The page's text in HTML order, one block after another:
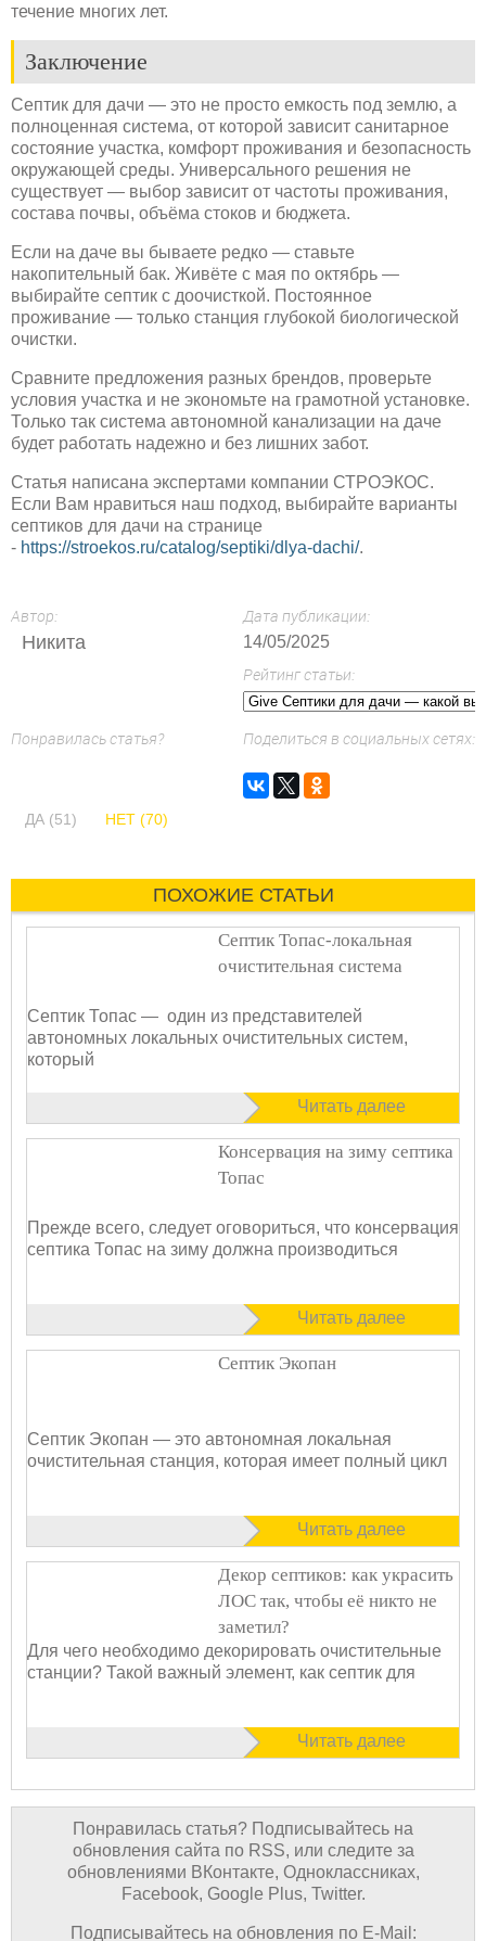
течение многих лет.
Заключение
Септик для дачи — это не просто емкость под землю, а
полноценная система, от которой зависит санитарное
состояние участка, комфорт проживания и безопасность
окружающей среды. Универсального решения не
существует — выбор зависит от частоты проживания,
состава почвы, объёма стоков и бюджета.
Если на даче вы бываете редко — ставьте
накопительный бак. Живёте с мая по октябрь —
выбирайте септик с доочисткой. Постоянное
проживание — только станция глубокой биологической
очистки.
Сравните предложения разных брендов, проверьте
условия участка и не экономьте на грамотной установке.
Только так система автономной канализации на даче
будет работать надежно и без лишних забот.
Статья написана экспертами компании СТРОЭКОС.
Если Вам нравиться наш подход, выбирайте варианты
септиков для дачи на странице
- https://stroekos.ru/catalog/septiki/dlya-dachi/.
Автор:
Никита
Дата публикации:
14/05/2025
Рейтинг статьи:
Понравилась статья?
ДА (51) НЕТ (70)
Поделиться в социальных сетях:
ПОХОЖИЕ СТАТЬИ
Септик Топас-локальная
очистительная система
Септик Топас — один из представителей
автономных локальных очистительных систем,
который
Читать далее
Консервация на зиму септика
Топас
Прежде всего, следует оговориться, что консервация
септика Топас на зиму должна производиться
Читать далее
Септик Экопан
Септик Экопан — это автономная локальная
очистительная станция, которая имеет полный цикл
Читать далее
Декор септиков: как украсить
ЛОС так, чтобы её никто не
заметил?
Для чего необходимо декорировать очистительные
станции? Такой важный элемент, как септик для
Читать далее
Понравилась статья? Подписывайтесь на
обновления сайта по RSS, или следите за
обновлениями ВКонтакте, Одноклассниках,
Facebook, Google Plus, Twitter.
Подписывайтесь на обновления по E-Mail: